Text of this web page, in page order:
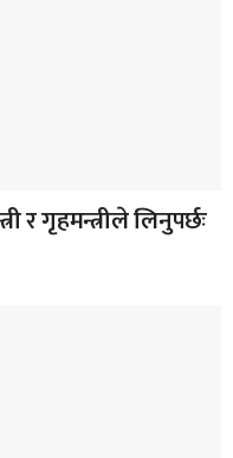
र गृहमन्त्रीले लिनुपर्छः